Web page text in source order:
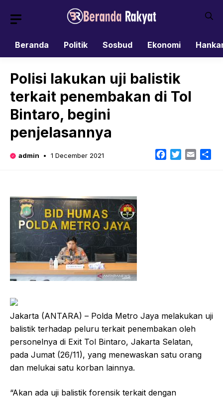
Beranda
Politik Sosbud Ekonomi
Polisi lakukan uji balistik
terkait penembakan di Tol
Bintaro, begini
penjelasannya
admin 1 December 2021 Facebook
TwitterEmail
Jakarta (ANTARA) – Polda Metro Jaya melakukan uji
balistik terhadap peluru terkait penembakan oleh
personelnya di Exit Tol Bintaro, Jakarta Selatan,
pada Jumat (26/11), yang menewaskan satu orang
dan melukai satu korban lainnya.
“Akan ada uji balistik forensik terkait dengan